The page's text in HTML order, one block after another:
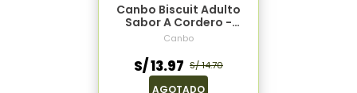
Canbo Biscuit Adulto
Sabor A Cordero -
200gr
Canbo
S/ 14.70
S/ 13.97
AGOTADO